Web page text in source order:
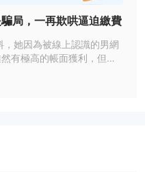
運作。這些方面大大增加了利
問題報告關於經紀人 WEEX
訊。強烈鼓勵交易者在向經紀
局，一再欺哄逼迫繳費
她因為被線上認識的男網
有極高的帳面獲利，但申